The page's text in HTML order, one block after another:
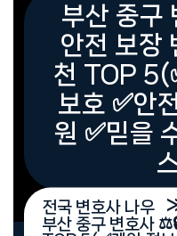
부산 중구
안전 보장
천 TOP
보호 ✅안
원 ✅믿을
전국 변호사 나우
부산 중구 변호사